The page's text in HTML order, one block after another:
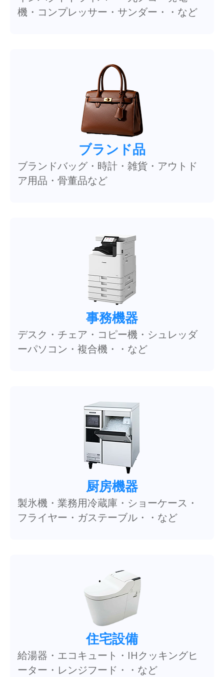
機・コンプレッサー・サンダー・・など
ブランド品
ブランドバッグ・時計・雑貨・アウトド
ア用品・骨董品など
事務機器
デスク・チェア・コピー機・シュレッダ
ーパソコン・複合機・・など
厨房機器
製氷機・業務用冷蔵庫・ショーケース・
フライヤー・ガステーブル・・など
住宅設備
給湯器・エコキュート・IHクッキングヒ
ーター・レンジフード・・など